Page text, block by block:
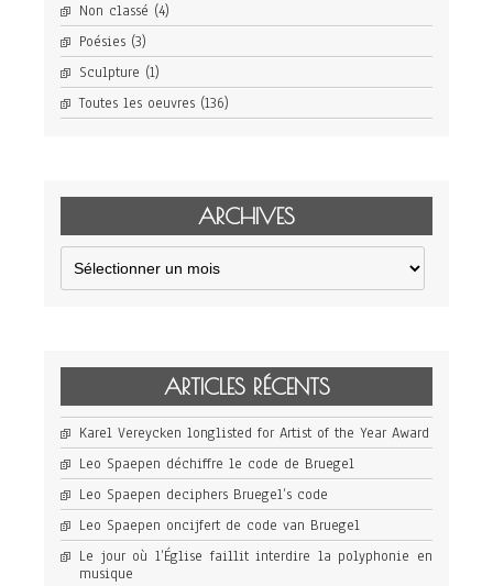
Non classé (4)
Poésies (3)
Sculpture (1)
Toutes les oeuvres (136)
ARCHIVES
Archives
ARTICLES RÉCENTS
Karel Vereycken longlisted for Artist of the Year Award
Leo Spaepen déchiffre le code de Bruegel
Leo Spaepen deciphers Bruegel’s code
Leo Spaepen oncijfert de code van Bruegel
Le jour où l’Église faillit interdire la polyphonie en
musique